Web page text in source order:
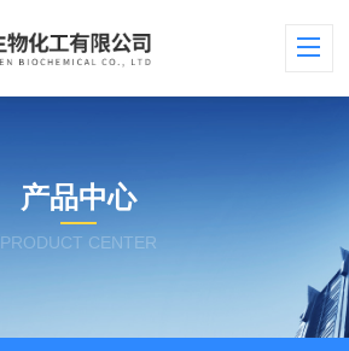
产品中心
PRODUCT CENTER